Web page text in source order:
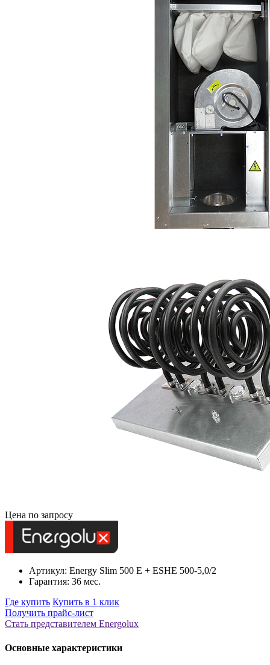
Цена по запросу
Артикул: Energy Slim 500 E + ESHE 500-5,0/2
Гарантия: 36 мес.
Где купить Купить в 1 клик
Получить прайс-лист
Стать представителем Еnergolux
Основные характеристики